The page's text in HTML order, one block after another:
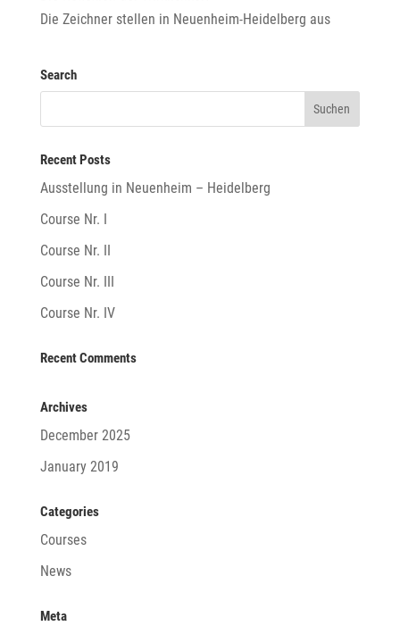
Die Zeichner stellen in Neuenheim-Heidelberg aus
Search
Recent Posts
Ausstellung in Neuenheim – Heidelberg
Course Nr. I
Course Nr. II
Course Nr. III
Course Nr. IV
Recent Comments
Archives
December 2025
January 2019
Categories
Courses
News
Meta